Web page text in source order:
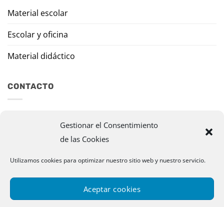
Gestionar el Consentimiento
de las Cookies
Utilizamos cookies para optimizar nuestro sitio web y nuestro servicio.
Aceptar cookies
Material escolar
Escolar y oficina
Material didáctico
CONTACTO
murazpi@murazpi.com
948 234 436 – 623 195 518